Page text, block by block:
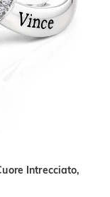
Intrecciato,